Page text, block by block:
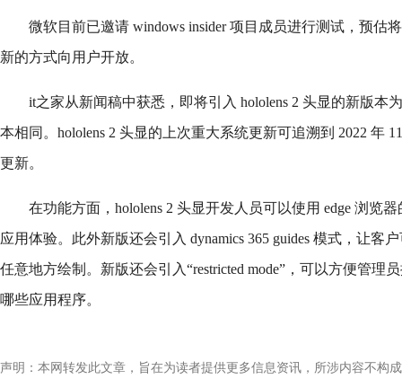
微软目前已邀请 windows insider 项目成员进行测试，预估
新的方式向用户开放。
it之家从新闻稿中获悉，即将引入 hololens 2 头显的新版本
本相同。hololens 2 头显的上次重大系统更新可追溯到 2022 年
更新。
在功能方面，hololens 2 头显开发人员可以使用 edge 浏览
应用体验。此外新版还会引入 dynamics 365 guides 模式，让客
任意地方绘制。新版还会引入“restricted mode”，可以方便管理
哪些应用程序。
声明：本网转发此文章，旨在为读者提供更多信息资讯，所涉内容不构